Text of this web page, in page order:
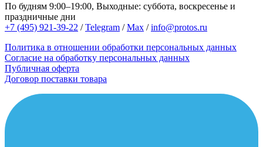
По будням 9:00–19:00, Выходные: суббота, воскресенье и
праздничные дни
+7 (495) 921-39-22 /Telegram /Max /info@protos.ru
Политика в отношении обработки персональных данных
Согласие на обработку персональных данных
Публичная оферта
Договор поставки товара